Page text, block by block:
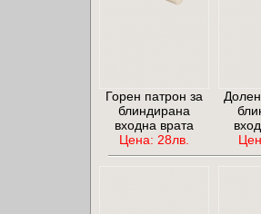
Горен патрон за
блиндирана
входна врата
Цена: 28лв.